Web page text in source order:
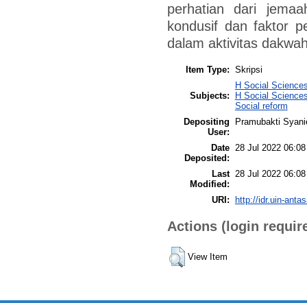
perhatian dari
kondusif dan faktor
dalam aktivitas
Item Type: Skripsi
Subjects:
H Social
H Social
Social reform
Depositing
User:
Pramubakti
Date
Deposited:
28 Jul 2022 06:08
Last
Modified:
28 Jul 2022 06:08
URI: http://idr.uin-
Actions (login
View Item